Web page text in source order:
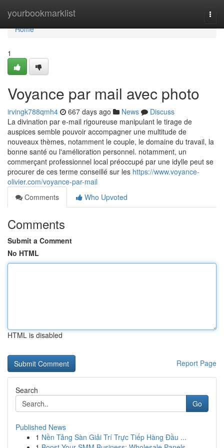
yourbookmarklist
Home
Home
1
Voyance par mail avec photo
irvingk788qmh4 667 days ago News
Discuss
La divination par e-mail rigoureuse manipulant le tirage de
auspices semble pouvoir accompagner une multitude de
nouveaux thèmes, notamment le couple, le domaine du travail, la
bonne santé ou l'amélioration personnel. notamment, un
commerçant professionnel local préoccupé par une idylle peut se
procurer de ces terme conseillé sur les https://www.voyance-
olivier.com/voyance-par-mail
Comments
Who Upvoted
Comments
Submit a Comment
No HTML
HTML is disabled
Report Page
Search
Go
Published News
1 Nền Tảng Sàn Giải Trí Trực Tiếp Hàng Đầu ...